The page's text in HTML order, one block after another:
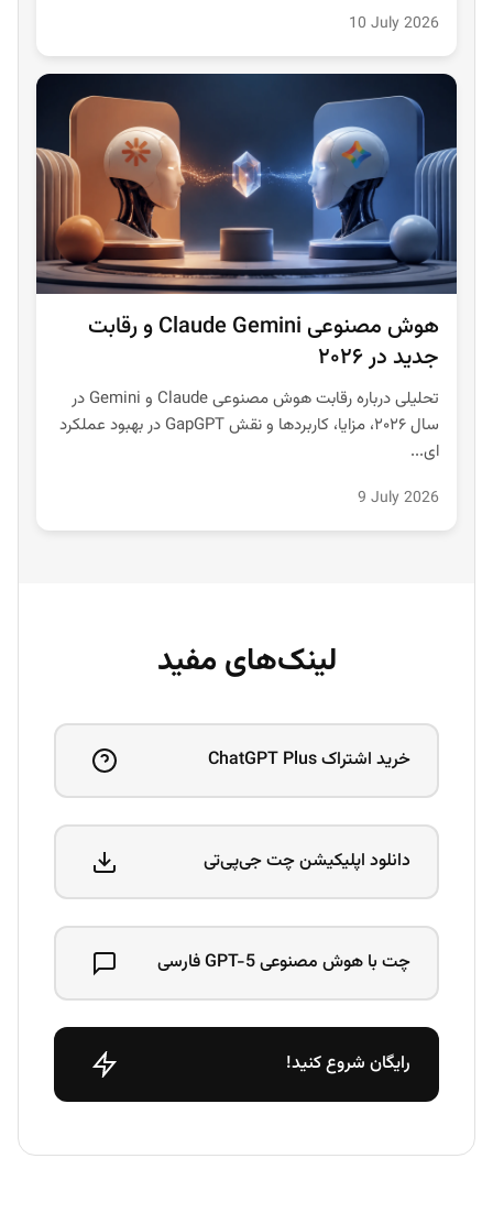
10 July 2026
هوش مصنوعی Claude Gemini و رقابت
جدید در ۲۰۲۶
تحلیلی درباره رقابت هوش مصنوعی Claude و Gemini در
سال ۲۰۲۶، مزایا، کاربردها و نقش GapGPT در بهبود عملکرد
ای...
9 July 2026
لینک‌های مفید
خرید اشتراک ChatGPT Plus
دانلود اپلیکیشن چت جی‌پی‌تی
چت با هوش مصنوعی GPT-5 فارسی
رایگان شروع کنید!